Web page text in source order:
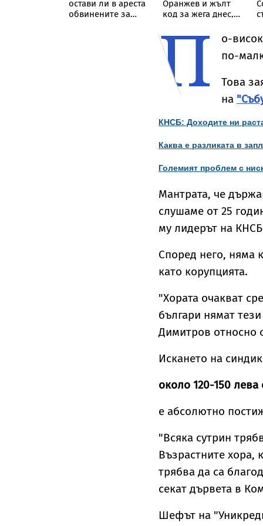
остави ли в ареста
обвинените за
Оранжев и жълт
код за жега днес,
бъде най-горещо
П
о-
по-
Това
на
КНСБ: Доходите ни
Каква е разликата в
Големият проблем с
Мантрата, че
слушаме от 25
му лидерът на
Според него, няма
като корупцията.
"Хората очакват
българи нямат
Димитров относно
Искането на
около 120-150
е абсолютно
"Всяка сутрин
Възрастните хора,
трябва да са
секат дървета в
Шефът на